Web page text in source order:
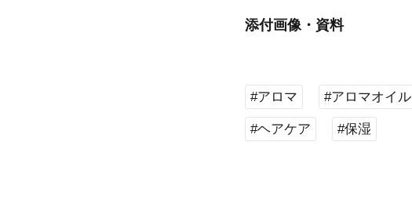
添付画像・資料
#アロマ #アロマオイル
#ヘアケア #保湿